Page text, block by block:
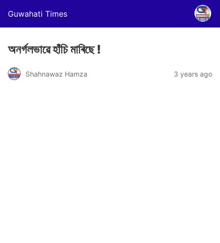
Guwahati Times
অনর্গলভাৱে হাঁচি মাৰিছে !
Shahnawaz Hamza 3 years ago